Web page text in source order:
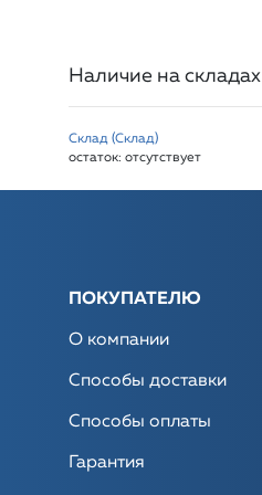
Наличие на складах
Склад (Склад)
остаток: отсутствует
ПОКУПАТЕЛЮ
О компании
Способы доставки
Способы оплаты
Гарантия